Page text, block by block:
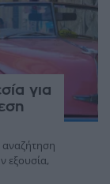
για
εξουσία,